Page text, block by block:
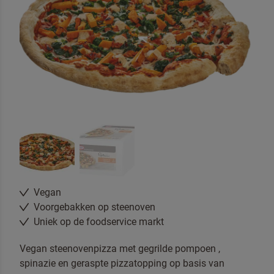
Vegan
Voorgebakken op steenoven
Uniek op de foodservice markt
Vegan steenovenpizza met gegrilde pompoen ,
spinazie en geraspte pizzatopping op basis van
Neem contact met ons op